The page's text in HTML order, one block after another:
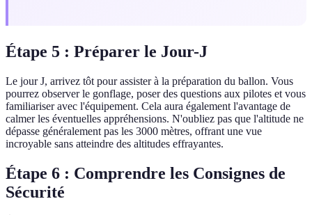
Étape 5 : Préparer le Jour-J
Le jour J, arrivez tôt pour assister à la préparation du ballon. Vous
pourrez observer le gonflage, poser des questions aux pilotes et vous
familiariser avec l'équipement. Cela aura également l'avantage de
calmer les éventuelles appréhensions. N'oubliez pas que l'altitude ne
dépasse généralement pas les 3000 mètres, offrant une vue
incroyable sans atteindre des altitudes effrayantes.
Étape 6 : Comprendre les Consignes de
Sécurité